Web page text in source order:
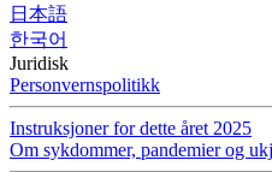
日本語
한국어
Juridisk
Personvernspolitikk
Instruksjoner for dette året 2025
Om sykdommer, pandemier og